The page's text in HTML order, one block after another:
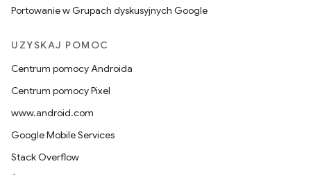
Portowanie w Grupach dyskusyjnych Google
UZYSKAJ POMOC
Centrum pomocy Androida
Centrum pomocy Pixel
www.android.com
Google Mobile Services
Stack Overflow